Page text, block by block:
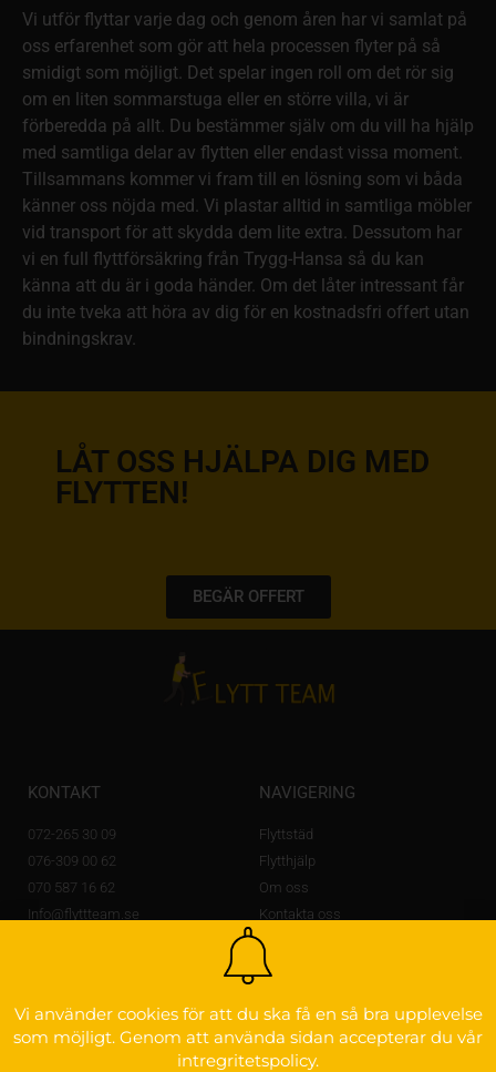
Vi utför flyttar varje dag och genom åren har vi samlat på
oss erfarenhet som gör att hela processen flyter på så
smidigt som möjligt. Det spelar ingen roll om det rör sig
om en liten sommarstuga eller en större villa, vi är
förberedda på allt. Du bestämmer själv om du vill ha hjälp
med samtliga delar av flytten eller endast vissa moment.
Tillsammans kommer vi fram till en lösning som vi båda
känner oss nöjda med. Vi plastar alltid in samtliga möbler
vid transport för att skydda dem lite extra. Dessutom har
vi en full flyttförsäkring från Trygg-Hansa så du kan
känna att du är i goda händer. Om det låter intressant får
du inte tveka att höra av dig för en kostnadsfri offert utan
bindningskrav.
LÅT OSS HJÄLPA DIG MED
FLYTTEN!
BEGÄR OFFERT
KONTAKT
072-265 30 09
076-309 00 62
070 587 16 62
Info@flyttteam.se
NAVIGERING
Flyttstäd
Flytthjälp
Om oss
Kontakta oss
Godkänd för F-skatt
Vi använder cookies för att du ska få en så bra upplevelse
som möjligt. Genom att använda sidan accepterar du vår
intregritetspolicy.